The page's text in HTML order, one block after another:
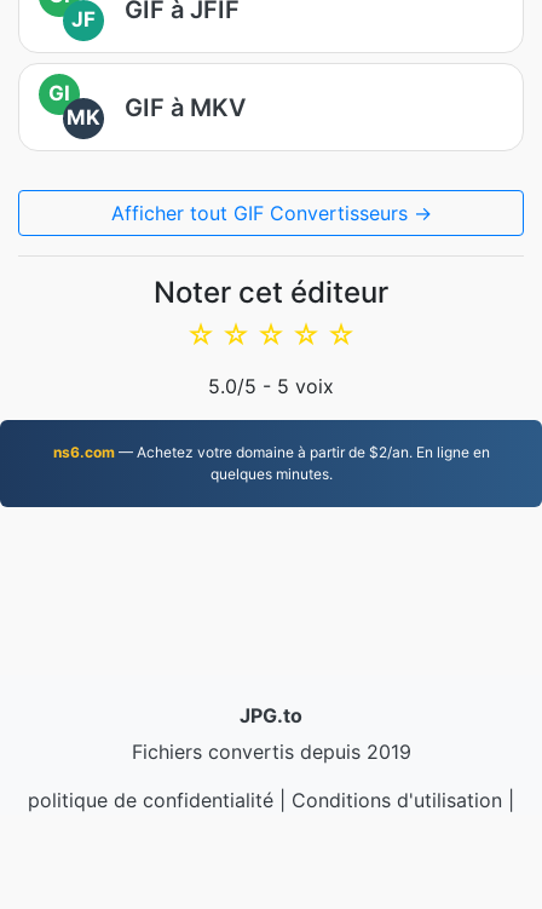
JF
GIF à JFIF
GI
MK
GIF à MKV
Afficher tout GIF Convertisseurs →
Noter cet éditeur
☆
☆
☆
☆
☆
5.0/5 - 5 voix
ns6.com— Achetez votre domaine à partir de $2/an. En ligne en
quelques minutes.
JPG.to
Fichiers convertis depuis 2019
politique de confidentialité
Conditions d'utilisation